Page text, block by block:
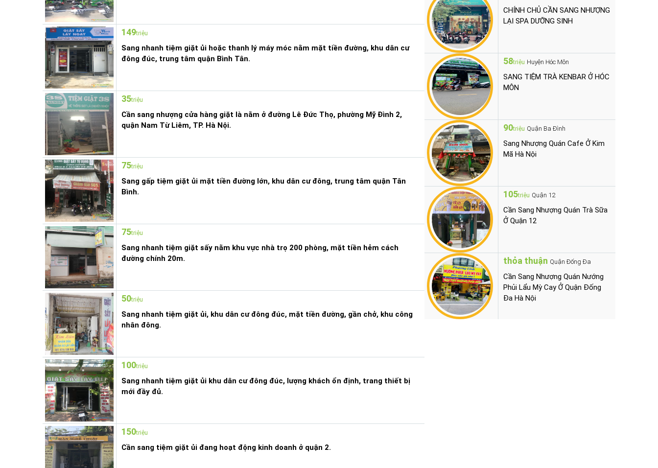
149triệu
Sang nhanh tiệm giặt ủi hoặc thanh lý máy móc nằm mặt tiền đường, khu dân cư
đông đúc, trung tâm quận Bình Tân.
35triệu
Cần sang nhượng cửa hàng giặt là nằm ở đường Lê Đức Thọ, phường Mỹ Đình 2,
quận Nam Từ Liêm, TP. Hà Nội.
75triệu
Sang gấp tiệm giặt ủi mặt tiền đường lớn, khu dân cư đông, trung tâm quận Tân
Bình.
75triệu
Sang nhanh tiệm giặt sấy nằm khu vực nhà trọ 200 phòng, mặt tiền hẻm cách
đường chính 20m.
50triệu
Sang nhanh tiệm giặt ủi, khu dân cư đông đúc, mặt tiền đường, gần chở, khu công
nhân đông.
100triệu
Sang nhanh tiệm giặt ủi khu dân cư đông đúc, lượng khách ổn định, trang thiết bị
mới đầy đủ.
150triệu
Cần sang tiệm giặt ủi đang hoạt động kinh doanh ở quận 2.
CHÍNH CHỦ CẦN SANG NHƯỢNG
LẠI SPA DƯỠNG SINH
58triệu Huyện Hóc Môn
SANG TIỆM TRÀ KENBAR Ở HÓC
MÔN
90triệu Quận Ba Đình
Sang Nhượng Quán Cafe Ở Kim
Mã Hà Nội
105triệu Quận 12
Cần Sang Nhượng Quán Trà Sữa
Ở Quận 12
thỏa thuận Quận Đống Đa
Cần Sang Nhượng Quán Nướng
Phủi Lẩu Mỳ Cay Ở Quận Đống
Đa Hà Nội